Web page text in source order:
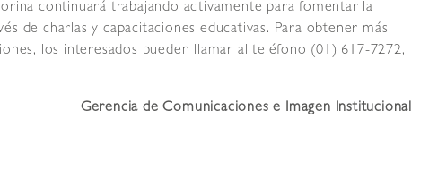
continuará trabajando activamente para fomentar la
de charlas y capacitaciones educativas. Para obtener más
los interesados pueden llamar al teléfono (01) 617-7272,
Gerencia de Comunicaciones e Imagen Institucional